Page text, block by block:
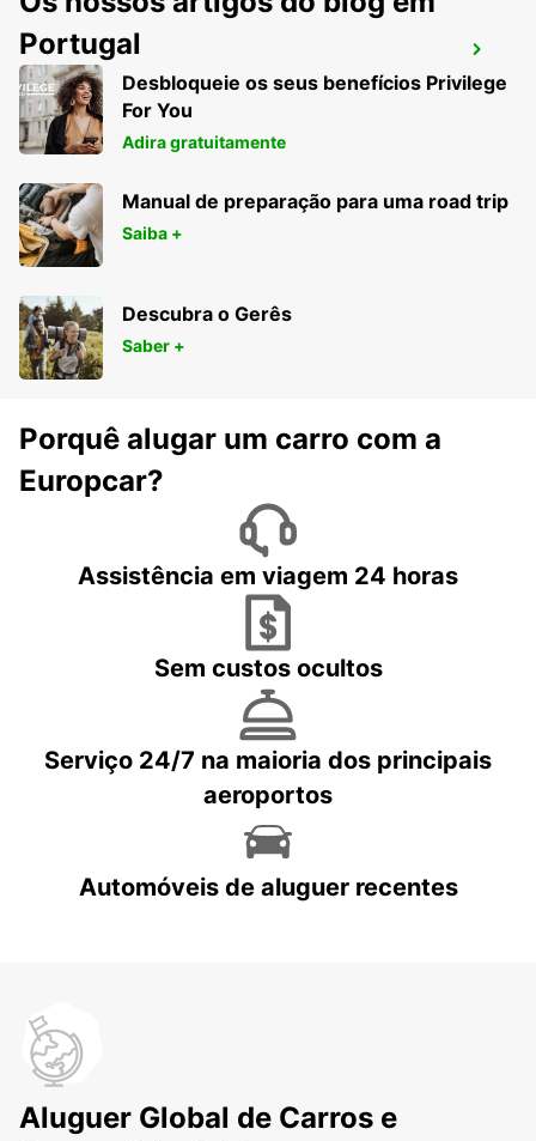
LAMEZIA
LAMEZIA TERME - ITALY
Portugal
Desbloqueie os seus benefícios Privilege
For You
Adira gratuitamente
Manual de preparação para uma road trip
Saiba +
Descubra o Gerês
Saber +
Porquê alugar um carro com a
Europcar?
Assistência em viagem 24 horas
Sem custos ocultos
Serviço 24/7 na maioria dos principais
aeroportos
Automóveis de aluguer recentes
Aluguer Global de Carros e